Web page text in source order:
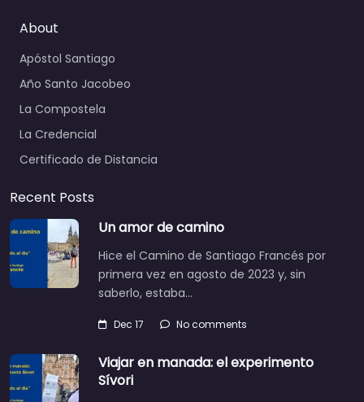
About
Apóstol Santiago
Año Santo Jacobeo
La Compostela
La Credencial
Certificado de Distancia
Recent Posts
Un amor de camino
Hice el Camino de Santiago Francés por
primera vez en agosto de 2023 y, sin
saberlo, estaba…
Dec 17 No comments
Viajar en manada: el experimento
Sívori